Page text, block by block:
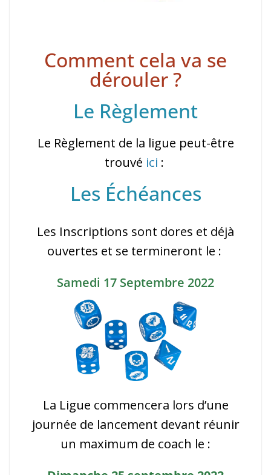
Comment cela va se
dérouler ?
Le Règlement
Le Règlement de la ligue peut-être
trouvé ici :
Les Échéances
Les Inscriptions sont dores et déjà
ouvertes et se termineront le :
Samedi 17 Septembre 2022
La Ligue commencera lors d’une
journée de lancement devant réunir
un maximum de coach le :